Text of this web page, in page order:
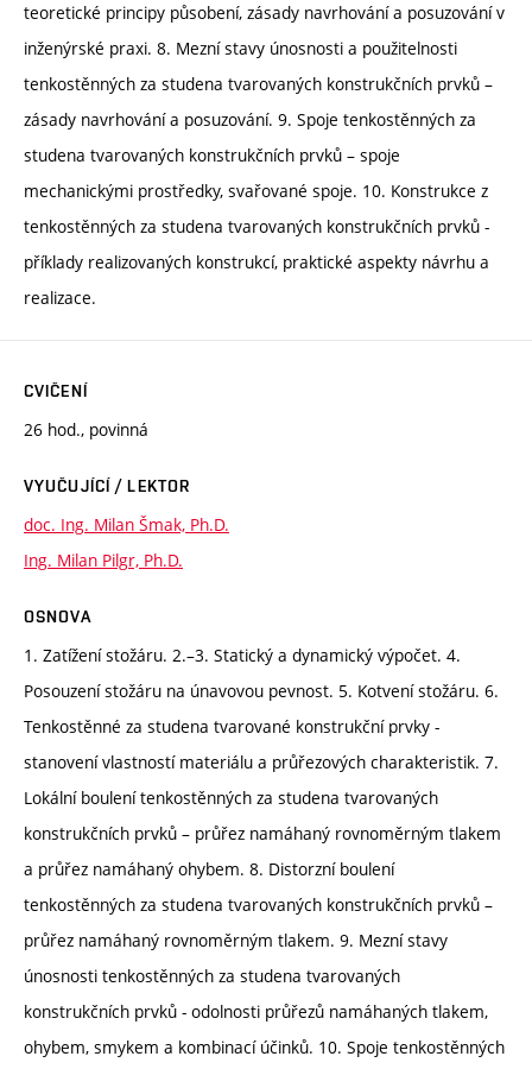
teoretické principy působení, zásady navrhování a posuzování v
inženýrské praxi. 8. Mezní stavy únosnosti a použitelnosti
tenkostěnných za studena tvarovaných konstrukčních prvků –
zásady navrhování a posuzování. 9. Spoje tenkostěnných za
studena tvarovaných konstrukčních prvků – spoje
mechanickými prostředky, svařované spoje. 10. Konstrukce z
tenkostěnných za studena tvarovaných konstrukčních prvků -
příklady realizovaných konstrukcí, praktické aspekty návrhu a
realizace.
CVIČENÍ
26 hod., povinná
VYUČUJÍCÍ / LEKTOR
doc. Ing. Milan Šmak, Ph.D.
Ing. Milan Pilgr, Ph.D.
OSNOVA
1. Zatížení stožáru. 2.–3. Statický a dynamický výpočet. 4.
Posouzení stožáru na únavovou pevnost. 5. Kotvení stožáru. 6.
Tenkostěnné za studena tvarované konstrukční prvky -
stanovení vlastností materiálu a průřezových charakteristik. 7.
Lokální boulení tenkostěnných za studena tvarovaných
konstrukčních prvků – průřez namáhaný rovnoměrným tlakem
a průřez namáhaný ohybem. 8. Distorzní boulení
tenkostěnných za studena tvarovaných konstrukčních prvků –
průřez namáhaný rovnoměrným tlakem. 9. Mezní stavy
únosnosti tenkostěnných za studena tvarovaných
konstrukčních prvků - odolnosti průřezů namáhaných tlakem,
ohybem, smykem a kombinací účinků. 10. Spoje tenkostěnných